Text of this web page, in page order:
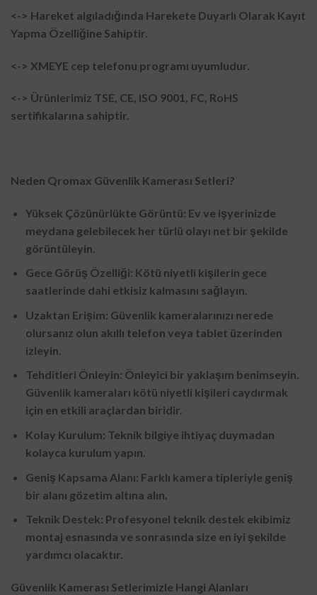
<-> Hareket algıladığında Harekete Duyarlı Olarak Kayıt
Yapma Özelliğine Sahiptir.
<-> XMEYE cep telefonu programı uyumludur.
<-> Ürünlerimiz TSE, CE, ISO 9001, FC, RoHS
sertifikalarına sahiptir.
Neden Qromax Güvenlik Kamerası Setleri?
Yüksek Çözünürlükte Görüntü: Ev ve işyerinizde
meydana gelebilecek her türlü olayı net bir şekilde
görüntüleyin.
Gece Görüş Özelliği: Kötü niyetli kişilerin gece
saatlerinde dahi etkisiz kalmasını sağlayın.
Uzaktan Erişim: Güvenlik kameralarınızı nerede
olursanız olun akıllı telefon veya tablet üzerinden
izleyin.
Tehditleri Önleyin: Önleyici bir yaklaşım benimseyin.
Güvenlik kameraları kötü niyetli kişileri caydırmak
için en etkili araçlardan biridir.
Kolay Kurulum: Teknik bilgiye ihtiyaç duymadan
kolayca kurulum yapın.
Geniş Kapsama Alanı: Farklı kamera tipleriyle geniş
bir alanı gözetim altına alın.
Teknik Destek: Profesyonel teknik destek ekibimiz
montaj esnasında ve sonrasında size en iyi şekilde
yardımcı olacaktır.
Güvenlik Kamerası Setlerimizle Hangi Alanları